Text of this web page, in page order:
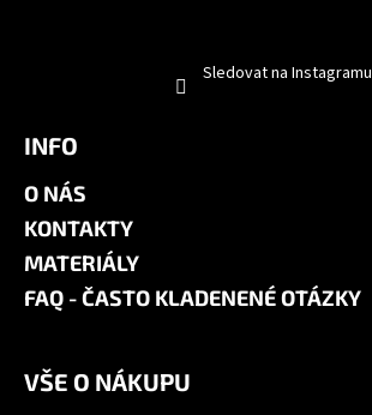
Sledovat na Instagramu
INFO
O NÁS
KONTAKTY
MATERIÁLY
FAQ - ČASTO KLADENENÉ OTÁZKY
VŠE O NÁKUPU